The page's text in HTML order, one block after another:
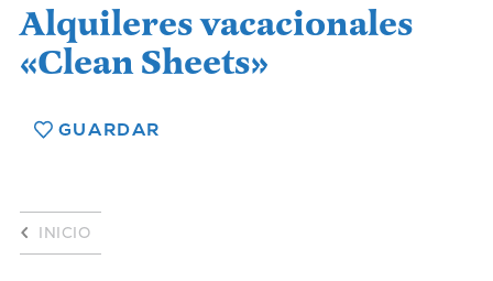
Alquileres vacacionales
«Clean Sheets»
GUARDAR
INICIO